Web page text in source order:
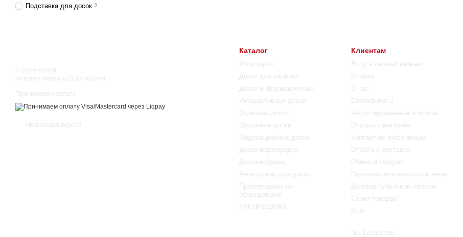
Подставка для досок 3
© 2014—2026
інтернет-магазин 2x3shop.com
Принимаем к оплате
Мобильная версия
Каталог
Флипчарты
Доски для записей
Доски информационные
Интерактивные доски
Офисные доски
Школьные доски
Модерационные доски
Доски-перегородки
Доски-витрины
Аксессуары для досок
Презентационное
оборудование
РАСПРОДАЖА
Клиентам
Вход в личный кабинет
Каталог
О нас
Сертификаты
Часто задаваемые вопросы
Отзывы о магазине
Контактная информация
Оплата и доставка
Обмен и возврат
Пользовательское соглашение
Договор публичной оферты
Серии товаров
Блог
Мы в соцсетях